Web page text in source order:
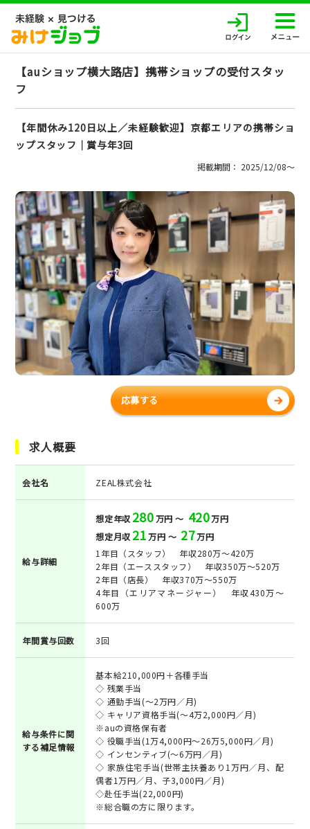
【auショップ横大路店】携帯ショップの受付スタッ
フ
【年間休み120日以上／未経験歓迎】京都エリアの携帯ショ
ップスタッフ｜賞与年3回
掲載期間： 2025/12/08〜
応募する
求人概要
会社名 ZEAL株式会社
給与詳細
想定年収 280万円 ～ 420万円
想定月収 21万円 ～ 27万円
1年目（スタッフ） 年収280万～420万
2年目（エーススタッフ） 年収350万～520万
2年目（店長） 年収370万～550万
4年目（エリアマネージャー） 年収430万～
600万
年間賞与回数 3回
給与条件に関
する補足情報
基本給210,000円＋各種手当
◇ 残業手当
◇ 通勤手当(～2万円／月)
◇ キャリア資格手当(～4万2,000円／月)
※auの資格保有者
◇ 役職手当(1万4,000円～26万5,000円／月)
◇ インセンティブ(～6万円／月)
◇ 家族住宅手当(世帯主扶養あり1万円／月、配
偶者1万円／月、子3,000円／月)
◇赴任手当(22,000円)
※総合職の方に限ります。